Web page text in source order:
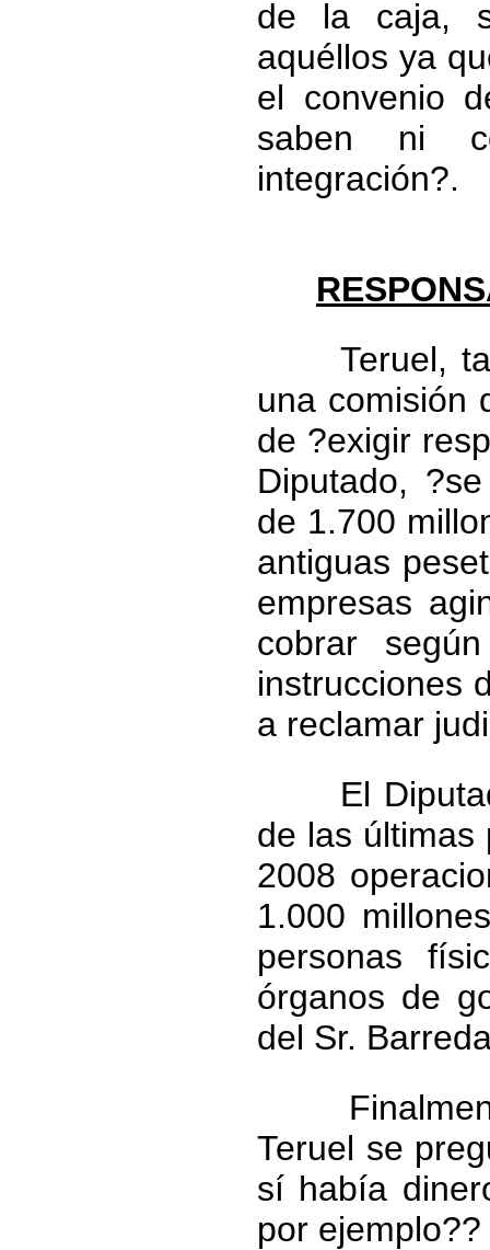
de la caja,
aquéllos ya
el convenio
saben ni
integración?.
Teruel,
una comisión
de ?exigir
Diputado,
de 1.700
antiguas
empresas
cobrar
instrucciones
a reclamar
El
de las
2008
1.000
personas
órganos de
del Sr.
Teruel se
sí había
por